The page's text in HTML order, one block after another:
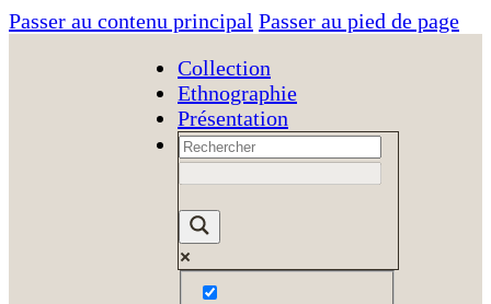
Passer au contenu principal Passer au pied de page
Collection
Ethnographie
Présentation